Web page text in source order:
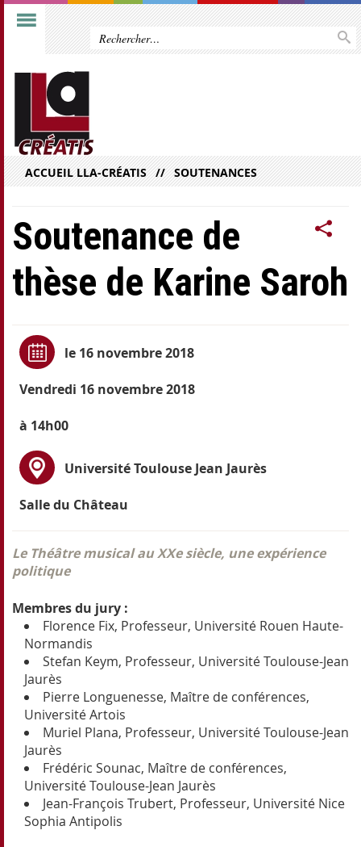
ACCUEIL LLA-CRÉATIS SOUTENANCES
Soutenance de
thèse de Karine Saroh
le 16 novembre 2018
Vendredi 16 novembre 2018
à 14h00
Université Toulouse Jean Jaurès
Salle du Château
Le Théâtre musical au XXe siècle, une expérience
politique
Membres du jury :
Florence Fix, Professeur, Université Rouen Haute-
Normandis
Stefan Keym, Professeur, Université Toulouse-Jean
Jaurès
Pierre Longuenesse, Maître de conférences,
Université Artois
Muriel Plana, Professeur, Université Toulouse-Jean
Jaurès
Frédéric Sounac, Maître de conférences,
Université Toulouse-Jean Jaurès
Jean-François Trubert, Professeur, Université Nice
Sophia Antipolis